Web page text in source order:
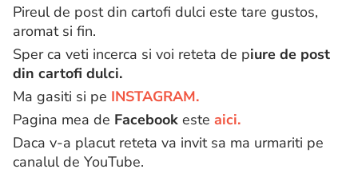
Pireul de post din cartofi dulci este tare gustos,
aromat si fin.
Sper ca veti incerca si voi reteta de piure de post
din cartofi dulci.
Ma gasiti si pe INSTAGRAM.
Pagina mea de Facebook este aici.
Daca v-a placut reteta va invit sa ma urmariti pe
canalul de YouTube.